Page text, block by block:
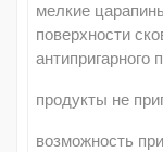
мелкие
поверхности
антипригарного
продукты не
возможность